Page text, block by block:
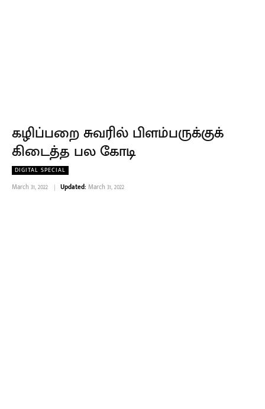
கழிப்பறை சுவரில் பிளம்பருக்குக்
கிடைத்த பல கோடி
DIGITAL SPECIAL
March 31, 2022 Updated: March 31, 2022